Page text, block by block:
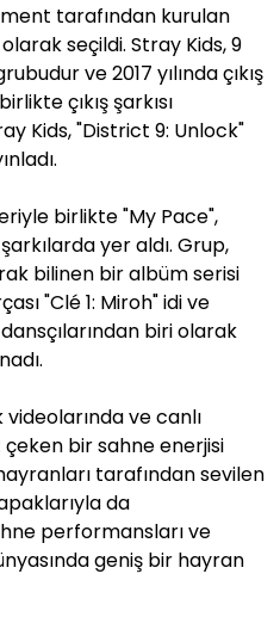
tarafından kurulan
seçildi. Stray Kids, 9
ve 2017 yılında çıkış
çıkış şarkısı
Kids, "District 9: Unlock"
birlikte "My Pace",
yer aldı. Grup,
bilinen bir albüm serisi
"Clé 1: Miroh" idi ve
biri olarak
videolarında ve canlı
bir sahne enerjisi
tarafından sevilen
da
performansları ve
geniş bir hayran